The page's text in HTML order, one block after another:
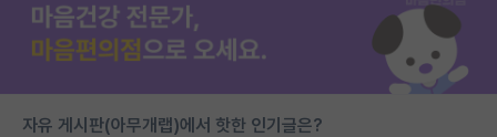
자유 게시판(아무개랩)에서 핫한 인기글은?